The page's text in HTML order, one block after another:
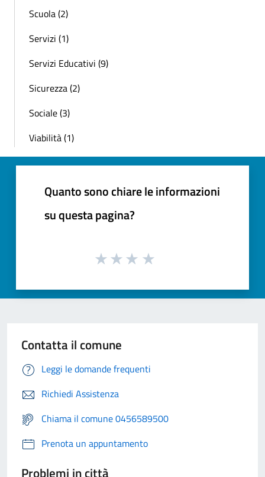
Scuola (2)
Servizi (1)
Servizi Educativi (9)
Sicurezza (2)
Sociale (3)
Viabilità (1)
Quanto sono chiare le informazioni
su questa pagina?
Contatta il comune
Leggi le domande frequenti
Richiedi Assistenza
Chiama il comune 0456589500
Prenota un appuntamento
Problemi in città